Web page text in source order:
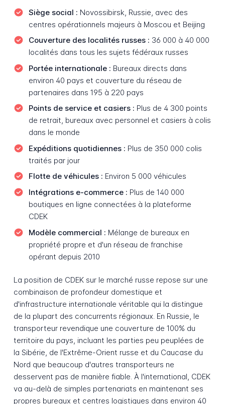
Siège social : Novossibirsk, Russie, avec des
centres opérationnels majeurs à Moscou et Beijing
Couverture des localités russes : 36 000 à 40 000
localités dans tous les sujets fédéraux russes
Portée internationale : Bureaux directs dans
environ 40 pays et couverture du réseau de
partenaires dans 195 à 220 pays
Points de service et casiers : Plus de 4 300 points
de retrait, bureaux avec personnel et casiers à colis
dans le monde
Expéditions quotidiennes : Plus de 350 000 colis
traités par jour
Flotte de véhicules : Environ 5 000 véhicules
Intégrations e-commerce : Plus de 140 000
boutiques en ligne connectées à la plateforme
CDEK
Modèle commercial : Mélange de bureaux en
propriété propre et d'un réseau de franchise
opérant depuis 2010
La position de CDEK sur le marché russe repose sur une
combinaison de profondeur domestique et
d'infrastructure internationale véritable qui la distingue
de la plupart des concurrents régionaux. En Russie, le
transporteur revendique une couverture de 100% du
territoire du pays, incluant les parties peu peuplées de
la Sibérie, de l'Extrême-Orient russe et du Caucase du
Nord que beaucoup d'autres transporteurs ne
desservent pas de manière fiable. À l'international, CDEK
va au-delà de simples partenariats en maintenant ses
propres bureaux et centres logistiques dans environ 40